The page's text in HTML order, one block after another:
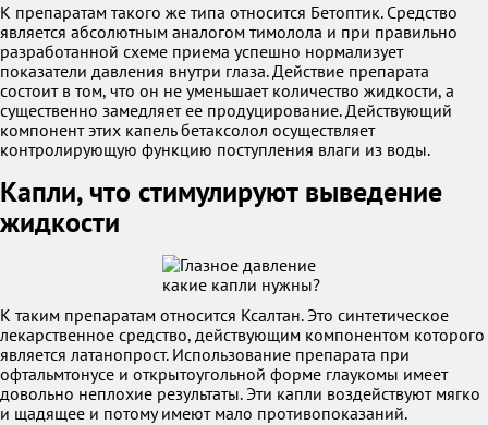
К препаратам такого же типа относится Бетоптик. Средство
является абсолютным аналогом тимолола и при правильно
разработанной схеме приема успешно нормализует
показатели давления внутри глаза. Действие препарата
состоит в том, что он не уменьшает количество жидкости, а
существенно замедляет ее продуцирование. Действующий
компонент этих капель бетаксолол осуществляет
контролирующую функцию поступления влаги из воды.
Капли, что стимулируют выведение
жидкости
К таким препаратам относится Ксалтан. Это синтетическое
лекарственное средство, действующим компонентом которого
является латанопрост. Использование препарата при
офтальмтонусе и открытоугольной форме глаукомы имеет
довольно неплохие результаты. Эти капли воздействуют мягко
и щадящее и потому имеют мало противопоказаний.